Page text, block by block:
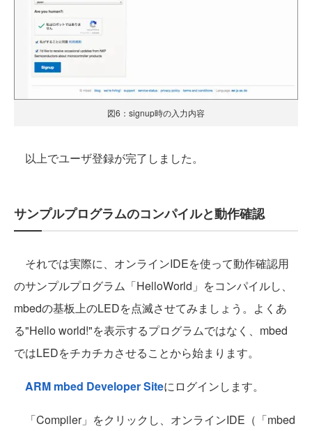
図6：signup時の入力内容
以上でユーザ登録が完了しました。
サンプルプログラムのコンパイルと動作確認
それでは実際に、オンラインIDEを使って動作確認用
のサンプルプログラム「HelloWorld」をコンパイルし、
mbedの基板上のLEDを点滅させてみましょう。よくあ
る"Hello world!"を表示するプログラムではなく、mbed
ではLEDをチカチカさせることから始まります。
ARM mbed Developer Siteにログインします。
「Compiler」をクリックし、オンラインIDE（「mbed